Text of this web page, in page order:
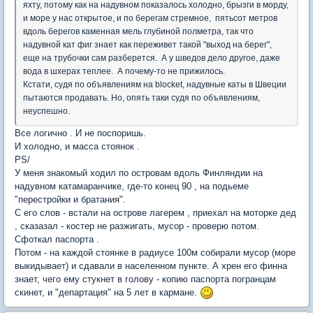
яхту, потому как на надувном показалось холодно, брызги в морду,
и море у нас открытое, и по берегам стремное, пятьсот метров
вдоль берегов каменная мель глубиной полметра, так что
надувной кат фиг знает как переживет такой "выход на берег",
еще на трубочки сам разберется. А у шведов дело другое, даже
вода в шхерах теплее. А почему-то не прижилось.
Кстати, судя по объявлениям на blocket, надувные каты в Швеции
пытаются продавать. Но, опять таки судя по объявлениям,
неуспешно.
Все логично . И не поспоришь.
И холодно, и масса стоянок .
PS/
У меня знакомый ходил по островам вдоль Финляндии на
надувном катамаранчике, где-то конец 90 , на подьеме
"перестройки и братания".
С его слов - встали на острове лагерем , приехал на моторке дед
, сказазал - костер не разжигать, мусор - проверю потом.
Сфоткал паспорта .
Потом - на каждой стоянке в радиусе 100м собирали мусор (море
выкидывает) и сдавали в населенном пункте. А хрен его финна
знает, чего ему стукнет в голову - копию паспорта погранцам
скинет, и "департация" на 5 лет в кармане.